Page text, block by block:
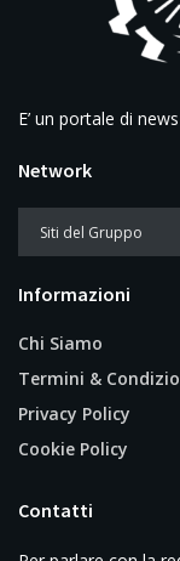
E’ un portale di
Network
Informazioni
Chi Siamo
Termini &
Privacy Policy
Cookie Policy
Contatti